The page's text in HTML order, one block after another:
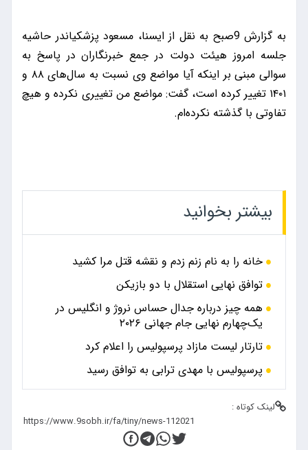
به گزارش 9صبح به نقل از ایسنا، مسعود پزشکیاندر حاشیه
جلسه امروز هیئت دولت در جمع خبرنگاران در پاسخ به
سوالی مبنی بر اینکه آیا مواضع وی نسبت به سال‌های ۸۸ و
۱۴۰۱ تغییر کرده است، گفت: مواضع من تغییری نکرده و هیچ
تفاوتی با گذشته نکرده‌ام.
بیشتر بخوانید
خانه را به نام زنم زدم و نقشه قتل مرا کشید
توافق نهایی استقلال با دو بازیکن
همه چیز درباره جدال حساس نروژ و انگلیس در
یک‌چهارم نهایی جام جهانی ۲۰۲۶
تارتار لیست مازاد پرسپولیس را اعلام کرد
پرسپولیس با مهدی ترابی به توافق رسید
لینک کوتاه :